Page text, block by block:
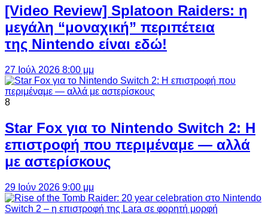
[Video Review] Splatoon Raiders: η
μεγάλη “μοναχική” περιπέτεια
της Nintendo είναι εδώ!
27 Ιούλ 2026 8:00 μμ
8
Star Fox για το Nintendo Switch 2: Η
επιστροφή που περιμέναμε — αλλά
με αστερίσκους
29 Ιούν 2026 9:00 μμ